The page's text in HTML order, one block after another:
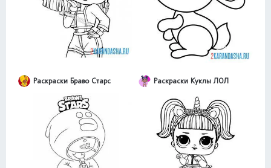
Раскраски Браво Старс Раскраски Куклы ЛОЛ